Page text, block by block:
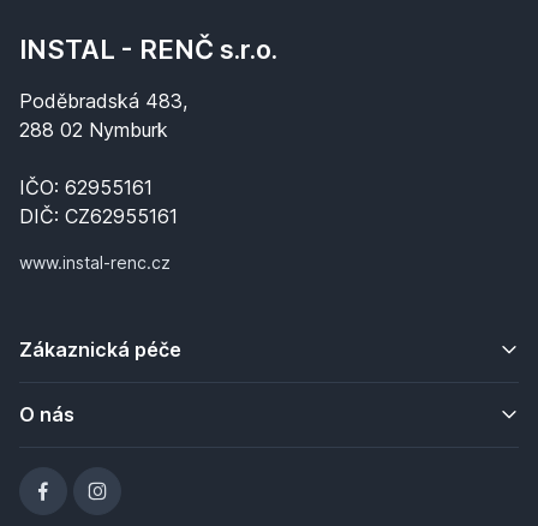
INSTAL - RENČ s.r.o.
Poděbradská 483,
288 02 Nymburk
IČO: 62955161
DIČ: CZ62955161
www.instal-renc.cz
Zákaznická péče
O nás